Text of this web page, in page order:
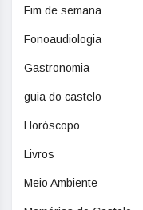
Fim de semana
Fonoaudiologia
Gastronomia
guia do castelo
Horóscopo
Livros
Meio Ambiente